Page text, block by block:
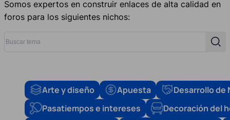
Somos expertos en construir enlaces de alta calidad en
foros para los siguientes nichos:
Arte y diseño Apuesta
Desarrollo de
Pasatiempos e intereses
Decoración del